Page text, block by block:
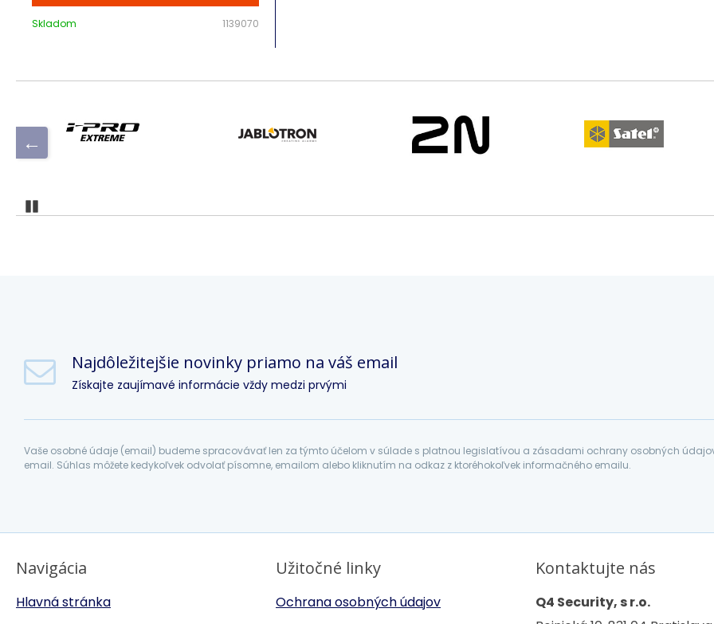
Skladom 1139070
Najdôležitejšie novinky priamo na váš email
Získajte zaujímavé informácie vždy medzi prvými
Vaše osobné údaje (email) budeme spracovávať len za týmto účelom v súlade s platnou legislatívou a zásadami ochrany osobných
email. Súhlas môžete kedykoľvek odvolať písomne, emailom alebo kliknutím na odkaz z ktoréhokoľvek informačného emailu.
Navigácia
Hlavná stránka
Užitočné linky
Ochrana osobných údajov
Kontaktujte nás
Q4 Security, s r.o.